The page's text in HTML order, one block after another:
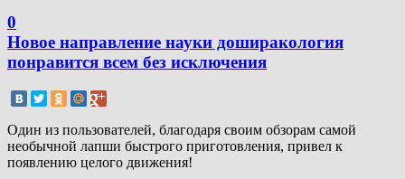
0
Новое направление науки доширакология
понравится всем без исключения
Один из пользователей, благодаря своим обзорам самой
необычной лапши быстрого приготовления, привел к
появлению целого движения!